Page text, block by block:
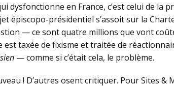
dysfonctionne en France, c’est celui de
épiscopo-présidentiel s’assoit sur la
— ce sont quatre millions que vont
taxée de fixisme et traitée de
— comme si c’était cela, le problème.
! D’autres osent critiquer. Pour Sites